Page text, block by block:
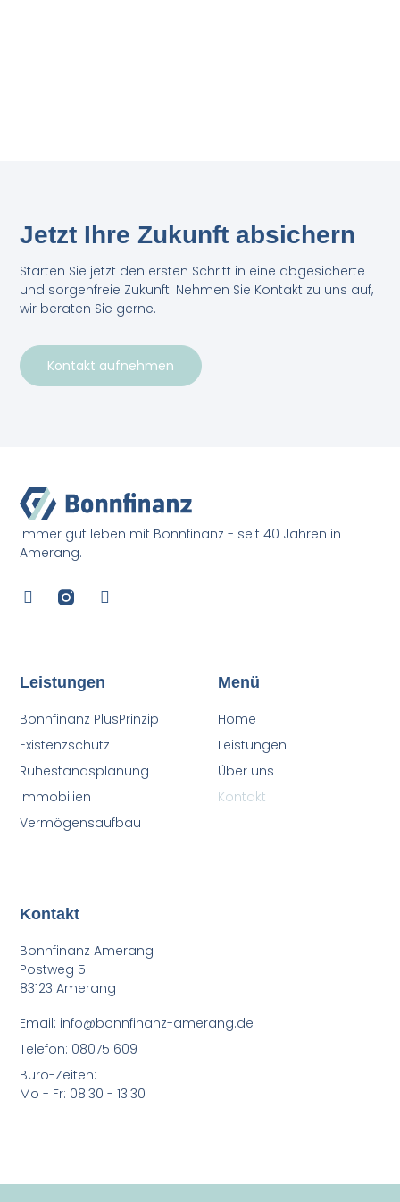
Jetzt Ihre Zukunft absichern
Starten Sie jetzt den ersten Schritt in eine abgesicherte
und sorgenfreie Zukunft. Nehmen Sie Kontakt zu uns auf,
wir beraten Sie gerne.
Kontakt aufnehmen
Immer gut leben mit Bonnfinanz - seit 40 Jahren in
Amerang.
Leistungen
Bonnfinanz PlusPrinzip
Existenzschutz
Ruhestandsplanung
Immobilien
Vermögensaufbau
Menü
Home
Leistungen
Über uns
Kontakt
Kontakt
Bonnfinanz Amerang
Postweg 5
83123 Amerang
Email: info@bonnfinanz-amerang.de
Telefon: 08075 609
Büro-Zeiten:
Mo - Fr: 08:30 - 13:30